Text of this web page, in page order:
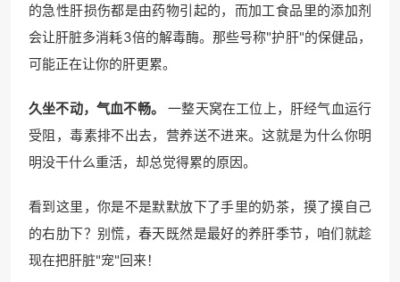
的急性肝损伤都是由药物引起的，而加工食品里的添加剂
会让肝脏多消耗3倍的解毒酶。那些号称"护肝"的保健品，
可能正在让你的肝更累。
久坐不动，气血不畅。
一整天窝在工位上，肝经气血运行
受阻，毒素排不出去，营养送不进来。这就是为什么你明
明没干什么重活，却总觉得累的原因。
看到这里，你是不是默默放下了手里的奶茶，摸了摸自己
的右肋下？别慌，春天既然是最好的养肝季节，咱们就趁
现在把肝脏"宠"回来！